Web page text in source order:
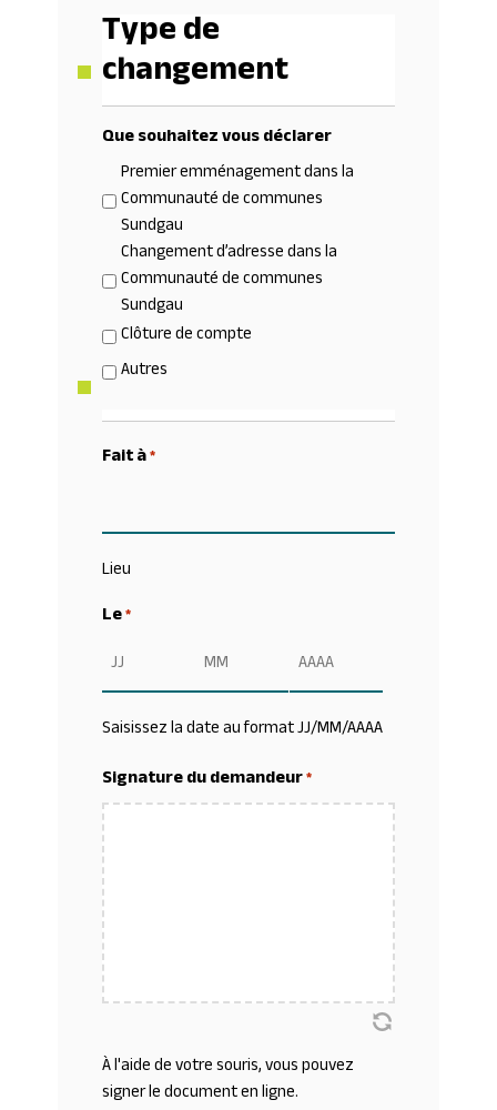
Type de
changement
Que souhaitez vous déclarer
Premier emménagement dans la
Communauté de communes
Sundgau
Changement d’adresse dans la
Communauté de communes
Sundgau
Clôture de compte
Autres
Fait à*
Lieu
Le*
Saisissez la date au format JJ/MM/AAAA
Signature du demandeur*
À l'aide de votre souris, vous pouvez
signer le document en ligne.